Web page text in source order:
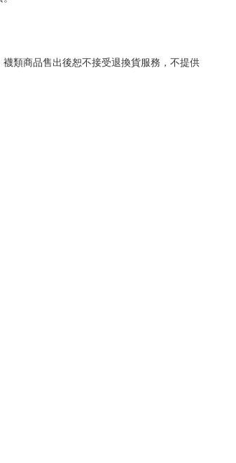
類商品售出後恕不接受退換貨服務，不提供